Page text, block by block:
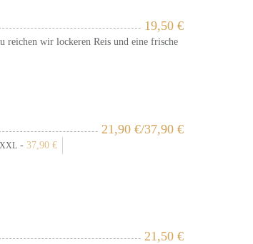
19,50 €
reichen wir lockeren Reis und eine frische
21,90 €/37,90 €
- 37,90 €
21,50 €